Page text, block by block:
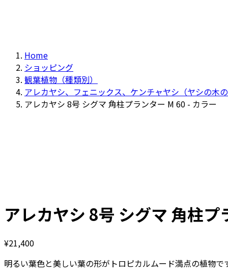
Home
ショッピング
観葉植物（種類別）
アレカヤシ、フェニックス、ケンチャヤシ（ヤシの木
アレカヤシ 8号 シグマ 角柱プランター M 60 - カラー
アレカヤシ 8号 シグマ 角柱
¥21,400
明るい葉色と美しい葉の形がトロピカルムード満点の植物で